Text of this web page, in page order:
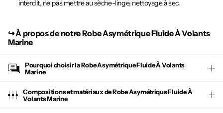
interdit, ne pas mettre au sèche-linge, nettoyage à sec.
↪︎À propos de notre Robe Asymétrique Fluide À Volants
Marine
Pourquoi choisir laRobe Asymétrique Fluide À Volants
Marine
Compositions et matériaux de Robe Asymétrique Fluide À
Volants Marine